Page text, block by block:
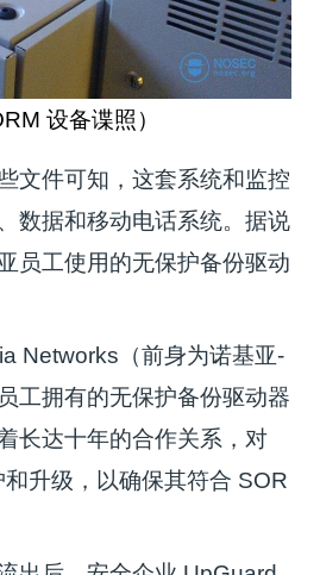
设备谍照）
文件可知，这套系统和监控
数据和移动电话系统。据说
员工使用的无保护备份驱动
Networks（前身为诺基亚-
工拥有的无保护备份驱动器
长达十年的合作关系，对
升级，以确保其符合 SOR